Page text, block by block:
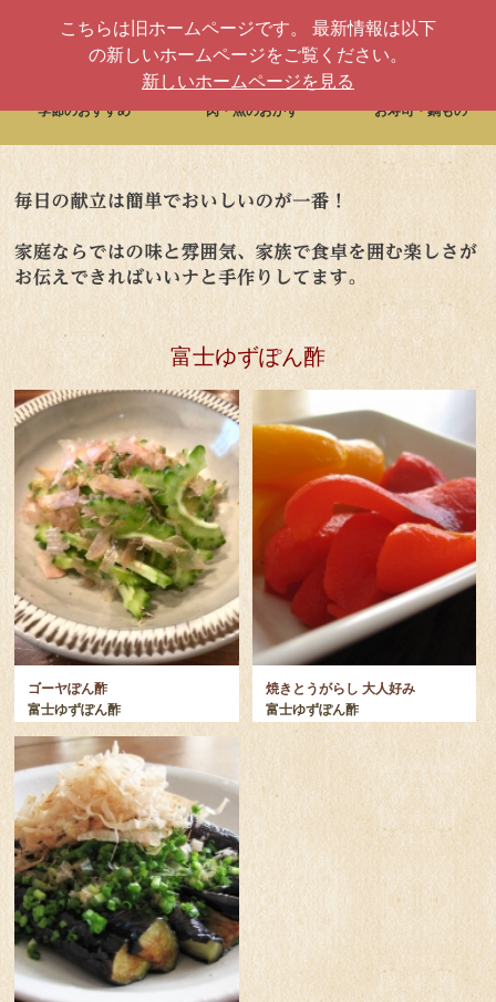
こちらは旧ホームページです。 最新情報は以下
の新しいホームページをご覧ください。
新しいホームページを見る
季節のおすすめ 肉・魚のおかず お寿司・鍋もの
富士ゆずぽん酢
ゴーヤぽん酢
富士ゆずぽん酢
焼きとうがらし 大人好み
富士ゆずぽん酢